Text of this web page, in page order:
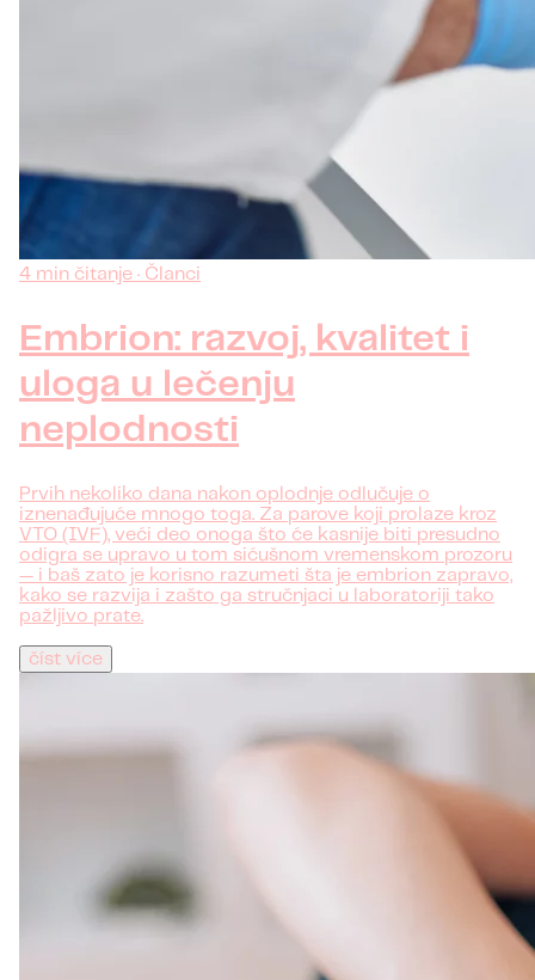
4 min čitanje · Članci
Embrion: razvoj, kvalitet i
uloga u lečenju
neplodnosti
Prvih nekoliko dana nakon oplodnje odlučuje o
iznenađujuće mnogo toga. Za parove koji prolaze kroz
VTO (IVF), veći deo onoga što će kasnije biti presudno
odigra se upravo u tom sićušnom vremenskom prozoru
— i baš zato je korisno razumeti šta je embrion zapravo,
kako se razvija i zašto ga stručnjaci u laboratoriji tako
pažljivo prate.
číst více